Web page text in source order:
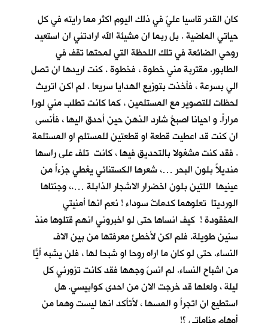
كان القدر قاسيا عليّ في ذلك اليوم اكثر مما رايته في كل
حياتي الماضية . بل ربما ان مشيئة الله ارادتني ان استعيد
روحي الضائعة في تلك اللحظة التي لمحتها تقف في
الطابور. مقتربة مني خطوة ، فخطوة . كنت اريدها ان تصل
الي بسرعة ، فأخذت بتوزيع الهدايا سريعا . لم اكن اتريث
لحظات للتصوير مع المستلمين ، كما كانت تطلب مني لورا
مراراً. و احيانا اصبحُ شارد الذهن حين أحدق اليها ، فأنسى
ان كنت قد اعطيت قطعة او قطعتين للمستلم او المستلمة
. فقد كنت مشغولا بالتحديق فيها ، كانت تلف على راسها
منديلاً بلون البحر …، شعرها الكستنائي يغطي جزءاً من
عينيها اللتين بلون اخضرار الاشجار الذابلة ….، وجنتاها
الورديتا تعلوهما كدماتٌ سوداء ! نعم انها أمنيتي
المفقودة ! كيف انساها حتى لو اخبروني انهم قتلوها منذ
سنين طويلة. فلم اكن لأخطئ معرفتها من بين الاف
النساء. حتى لو كان ما اراه روحا او شبحا لها ، فلن يشبه أيّاً
من اشباح النساء. لم انسَ وجهها فقد كانت تزورني كل
ليلة ، ولعلها قد خرجت الان من احدى كوابيسي. هل
استطيع ان اتجرأ و المسها ، لأتأكد انها ليست وهما من